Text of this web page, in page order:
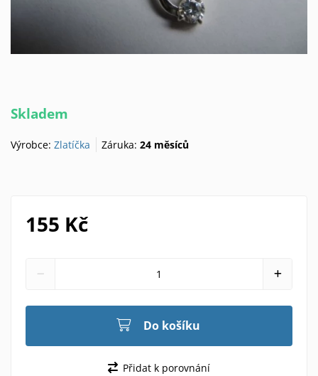
Skladem
Výrobce: Zlatíčka Záruka:24 měsíců
155 Kč
Do košíku
Přidat k porovnání